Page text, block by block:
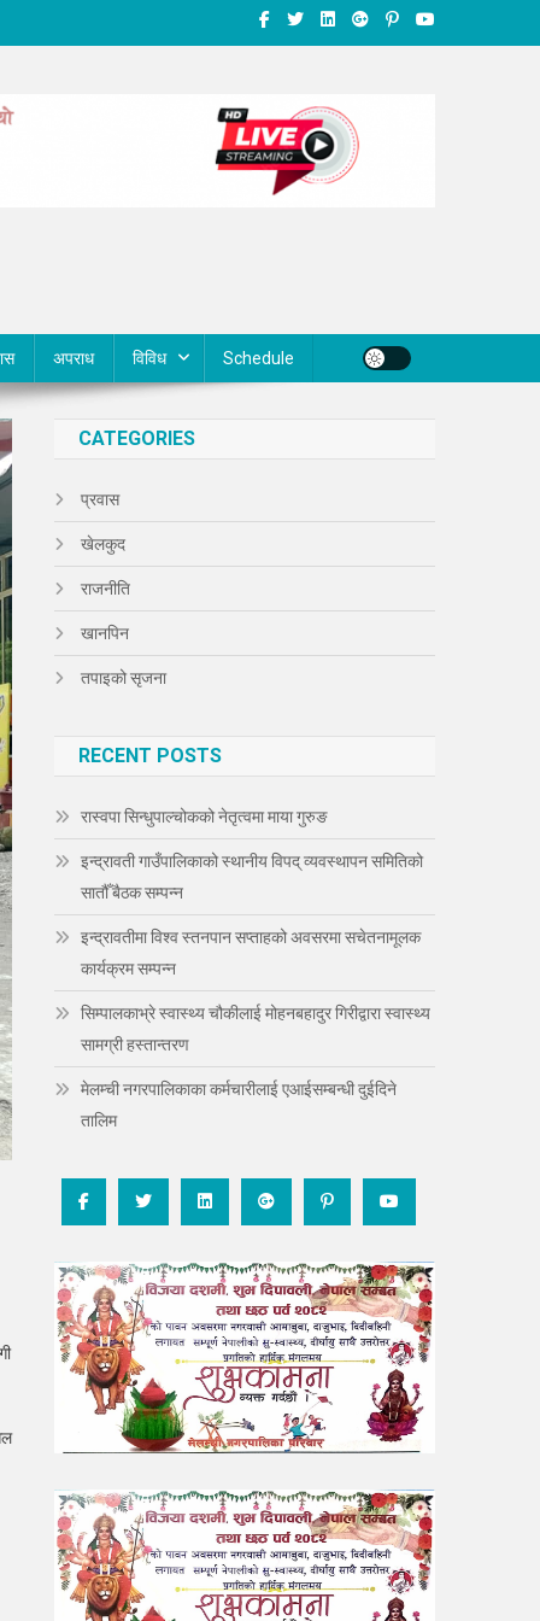
अपराध विविध Schedule
CATEGORIES
प्रवास
खेलकुद
राजनीति
खानपिन
तपाइको सृजना
RECENT POSTS
रास्वपा सिन्धुपाल्चोकको नेतृत्वमा माया गुरुङ
इन्द्रावती गाउँपालिकाको स्थानीय विपद् व्यवस्थापन समितिको
सातौँ बैठक सम्पन्न
इन्द्रावतीमा विश्व स्तनपान सप्ताहको अवसरमा सचेतनामूलक
कार्यक्रम सम्पन्न
सिम्पालकाभ्रे स्वास्थ्य चौकीलाई मोहनबहादुर गिरीद्वारा स्वास्थ्य
सामग्री हस्तान्तरण
मेलम्ची नगरपालिकाका कर्मचारीलाई एआईसम्बन्धी दुईदिने
तालिम